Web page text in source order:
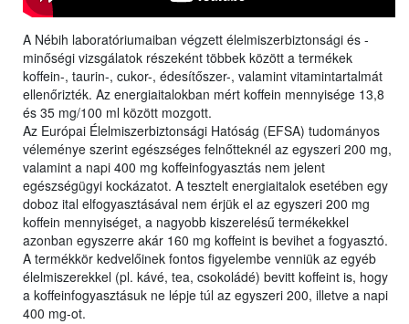
A Nébih laboratóriumaiban végzett élelmiszerbiztonsági és -
minőségi vizsgálatok részeként többek között a termékek
koffein-, taurin-, cukor-, édesítőszer-, valamint vitamintartalmát
ellenőrizték. Az energiaitalokban mért koffein mennyisége 13,8
és 35 mg/100 ml között mozgott.
Az Európai Élelmiszerbiztonsági Hatóság (EFSA) tudományos
véleménye szerint egészséges felnőtteknél az egyszeri 200 mg,
valamint a napi 400 mg koffeinfogyasztás nem jelent
egészségügyi kockázatot. A tesztelt energiaitalok esetében egy
doboz ital elfogyasztásával nem érjük el az egyszeri 200 mg
koffein mennyiséget, a nagyobb kiszerelésű termékekkel
azonban egyszerre akár 160 mg koffeint is bevihet a fogyasztó.
A termékkör kedvelőinek fontos figyelembe venniük az egyéb
élelmiszerekkel (pl. kávé, tea, csokoládé) bevitt koffeint is, hogy
a koffeinfogyasztásuk ne lépje túl az egyszeri 200, illetve a napi
400 mg-ot.